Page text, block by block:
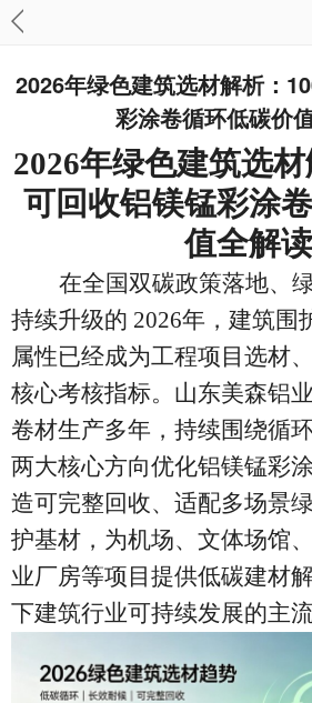
2026年绿色建筑选材解析：
彩涂卷循环低碳价
2026年绿色建筑选
可回收铝镁锰彩涂
值全解读
在全国双碳政策落地、
持续升级的 2026年，建筑围
属性已经成为工程项目选材
核心考核指标。山东美森铝
卷材生产多年，持续围绕循
两大核心方向优化铝镁锰彩
造可完整回收、适配多场景
护基材，为机场、文体场馆
业厂房等项目提供低碳建材
下建筑行业可持续发展的主流